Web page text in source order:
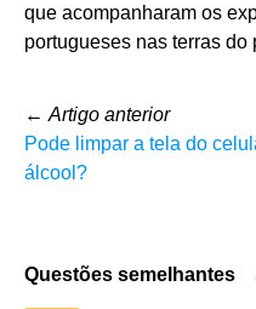
que acompanharam os
portugueses nas terras do
← Artigo anterior
Pode limpar a tela do
álcool?
Questões semelhantes